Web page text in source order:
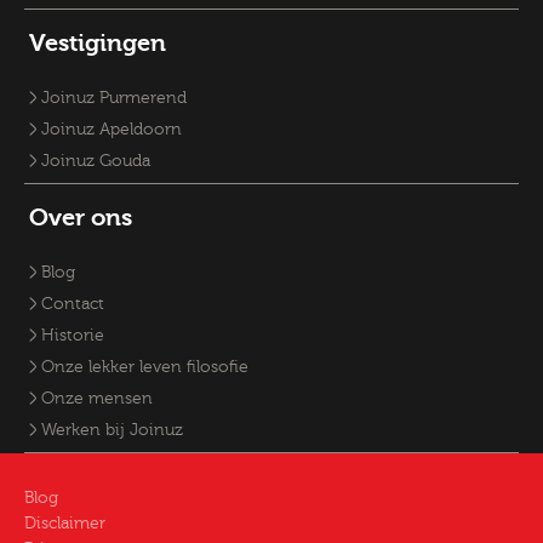
Vestigingen
Joinuz Purmerend
Joinuz Apeldoorn
Joinuz Gouda
Over ons
Blog
Contact
Historie
Onze lekker leven filosofie
Onze mensen
Werken bij Joinuz
Blog
Disclaimer